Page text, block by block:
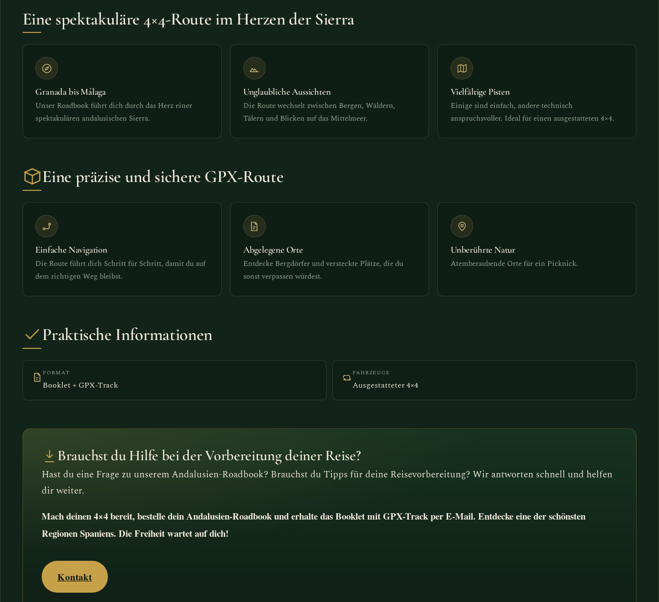
Eine spektakuläre 4×4-Route im Herzen der Sierra
Granada bis Málaga
Unser Roadbook führt dich durch das Herz einer
spektakulären andalusischen Sierra.
Unglaubliche Aussichten
Die Route wechselt zwischen Bergen, Wäldern,
Tälern und Blicken auf das Mittelmeer.
Vielfältige Pisten
Einige sind einfach, andere technisch
anspruchsvoller. Ideal für einen ausgestatteten 4×4.
Eine präzise und sichere GPX-Route
Einfache Navigation
Die Route führt dich Schritt für Schritt, damit du auf
dem richtigen Weg bleibst.
Abgelegene Orte
Entdecke Bergdörfer und versteckte Plätze, die du
sonst verpassen würdest.
Unberührte Natur
Atemberaubende Orte für ein Picknick.
Praktische Informationen
FORMAT
Booklet + GPX-Track
FAHRZEUGE
Ausgestatteter 4×4
Brauchst du Hilfe bei der Vorbereitung deiner Reise?
Hast du eine Frage zu unserem Andalusien-Roadbook? Brauchst du Tipps für deine Reisevorbereitung? Wir antworten schnell und helfen
dir weiter.
Mach deinen 4×4 bereit, bestelle dein Andalusien-Roadbook und erhalte das Booklet mit GPX-Track per E-Mail. Entdecke eine der schönsten
Regionen Spaniens. Die Freiheit wartet auf dich!
Kontakt